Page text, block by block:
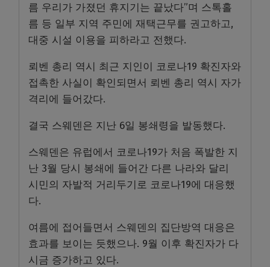
름 우리가 가졌던 휴지기는 끝났다”며 스톡홀
름 등 일부 지역 주민에 재택근무를 권고하고,
대중 시설 이용을 피하라고 전했다.
뢰벤 총리 역시 최근 지인이 코로나19 확진자와
접촉한 사실이 확인되면서 뢰벤 총리 역시 자가
격리에 들어갔다.
결국 스웨덴은 지난 6일 봉쇄령을 발동했다.
스웨덴은 유럽에서 코로나19가 처음 폭발한 지
난 3월 당시 봉쇄에 들어간 다른 나라와 달리
시민의 자발적 거리두기로 코로나19에 대응했
다.
여름에 접어들면서 스웨덴의 집단방역 대응은
효과를 보이는 듯했으나. 9월 이후 확진자가 다
시금 증가하고 있다.